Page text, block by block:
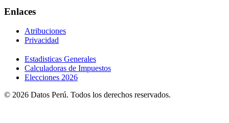
Enlaces
Atribuciones
Privacidad
Estadisticas Generales
Calculadoras de Impuestos
Elecciones 2026
© 2026 Datos Perú. Todos los derechos reservados.